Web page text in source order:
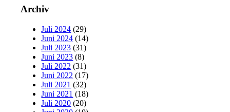
Archiv
Juli 2024 (29)
Juni 2024 (14)
Juli 2023 (31)
Juni 2023 (8)
Juli 2022 (31)
Juni 2022 (17)
Juli 2021 (32)
Juni 2021 (18)
Juli 2020 (20)